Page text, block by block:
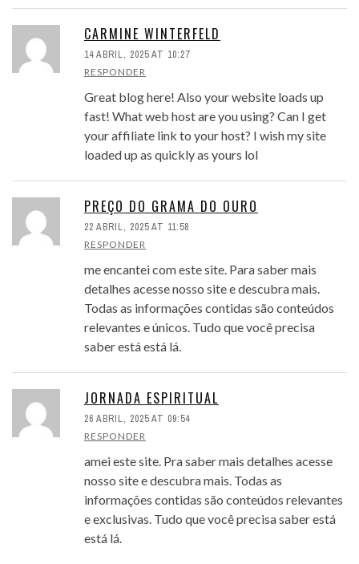
CARMINE WINTERFELD
14 ABRIL, 2025 AT 10:27
RESPONDER
Great blog here! Also your website loads up
fast! What web host are you using? Can I get
your affiliate link to your host? I wish my site
loaded up as quickly as yours lol
PREÇO DO GRAMA DO OURO
22 ABRIL, 2025 AT 11:58
RESPONDER
me encantei com este site. Para saber mais
detalhes acesse nosso site e descubra mais.
Todas as informações contidas são conteúdos
relevantes e únicos. Tudo que você precisa
saber está está lá.
JORNADA ESPIRITUAL
26 ABRIL, 2025 AT 09:54
RESPONDER
amei este site. Pra saber mais detalhes acesse
nosso site e descubra mais. Todas as
informações contidas são conteúdos relevantes
e exclusivas. Tudo que você precisa saber está
está lá.